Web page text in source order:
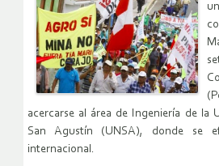
acercarse al área de Ingeniería de la
San Agustín (UNSA), donde se
internacional.